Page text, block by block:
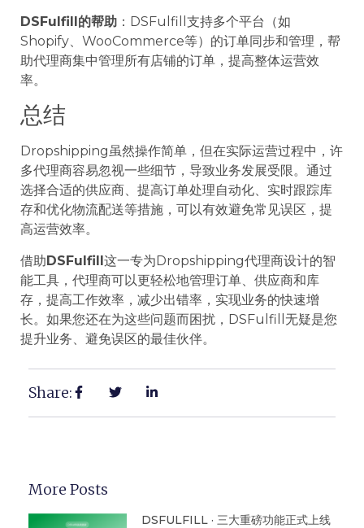
DSFulfill的帮助 ：DSFulfill支持多个平台（如
Shopify、WooCommerce等）的订单同步和管理，帮
助代理商集中管理所有店铺的订单，提高整体运营效
率。
总结
Dropshipping虽然操作简单，但在实际运营过程中，许
多代理商容易忽视一些细节，导致业务发展受限。通过
选择合适的供应商、提高订单处理自动化、实时跟踪库
存和优化物流配送等措施，可以有效避免常见误区，提
高运营效率。
借助DSFulfill这一专为Dropshipping代理商设计的智
能工具，代理商可以更轻松地管理订单、供应商和库
存，提高工作效率，减少出错率，实现业务的快速增
长。如果您还在为这些问题而困扰，DSFulfill无疑是您
提升业务、避免误区的最佳伙伴。
Share:
More Posts
DSFULFILL · 三大重磅功能正式上线